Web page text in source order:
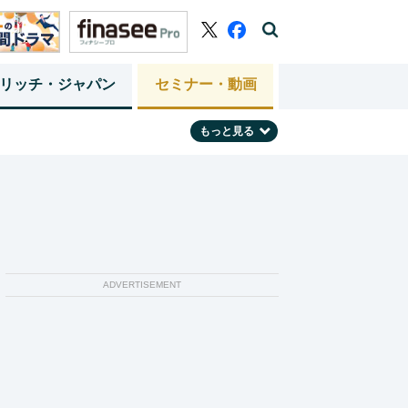
ッチ・ジャパン セミナー・動画
もっと見る
ADVERTISEMENT